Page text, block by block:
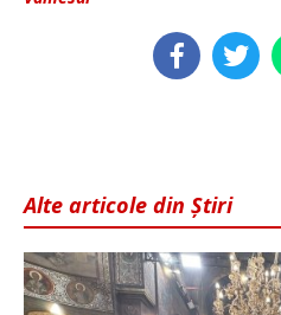
Alte articole din Știri